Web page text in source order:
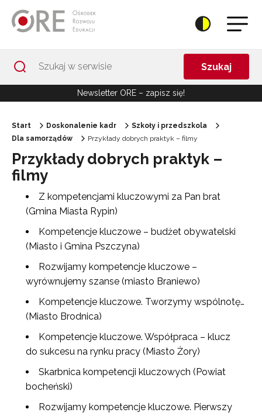
Szukaj
Newsletter ORE – zapisz się!
Start Doskonalenie kadr
Szkoły i przedszkola
Dla samorządów
Przykłady dobrych praktyk – filmy
Przykłady dobrych praktyk –
filmy
Z kompetencjami kluczowymi za Pan brat
(Gmina Miasta Rypin)
Kompetencje kluczowe – budżet obywatelski
(Miasto i Gmina Pszczyna)
Rozwijamy kompetencje kluczowe –
wyrównujemy szanse (miasto Braniewo)
Kompetencje kluczowe. Tworzymy wspólnotę…
(Miasto Brodnica)
Kompetencje kluczowe. Współpraca – klucz
do sukcesu na rynku pracy (Miasto Żory)
Skarbnica kompetencji kluczowych (Powiat
bocheński)
Rozwijamy kompetencje kluczowe. Pierwszy